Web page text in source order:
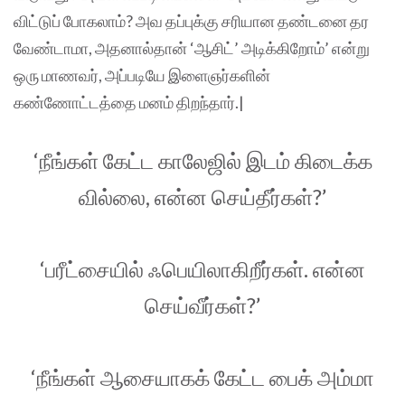
விட்டுப் போகலாம்? அவ தப்புக்கு சரியான தண்டனை தர
வேண்டாமா, அதனால்தான் ‘ஆசிட்’ அடிக்கிறோம்’ என்று
ஒரு மாணவர், அப்படியே இளைஞர்களின்
கண்ணோட்டத்தை மனம் திறந்தார்.|
‘நீங்கள் கேட்ட காலேஜில் இடம் கிடைக்க
வில்லை, என்ன செய்தீர்கள்?’
‘பரீட்சையில் ஃபெயிலாகிறீர்கள். என்ன
செய்வீர்கள்?’
‘நீங்கள் ஆசையாகக் கேட்ட பைக் அம்மா